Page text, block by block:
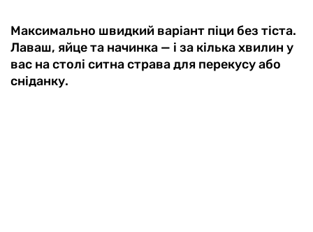
Максимально швидкий варіант піци без тіста.
Лаваш, яйце та начинка — і за кілька хвилин у
вас на столі ситна страва для перекусу або
сніданку.